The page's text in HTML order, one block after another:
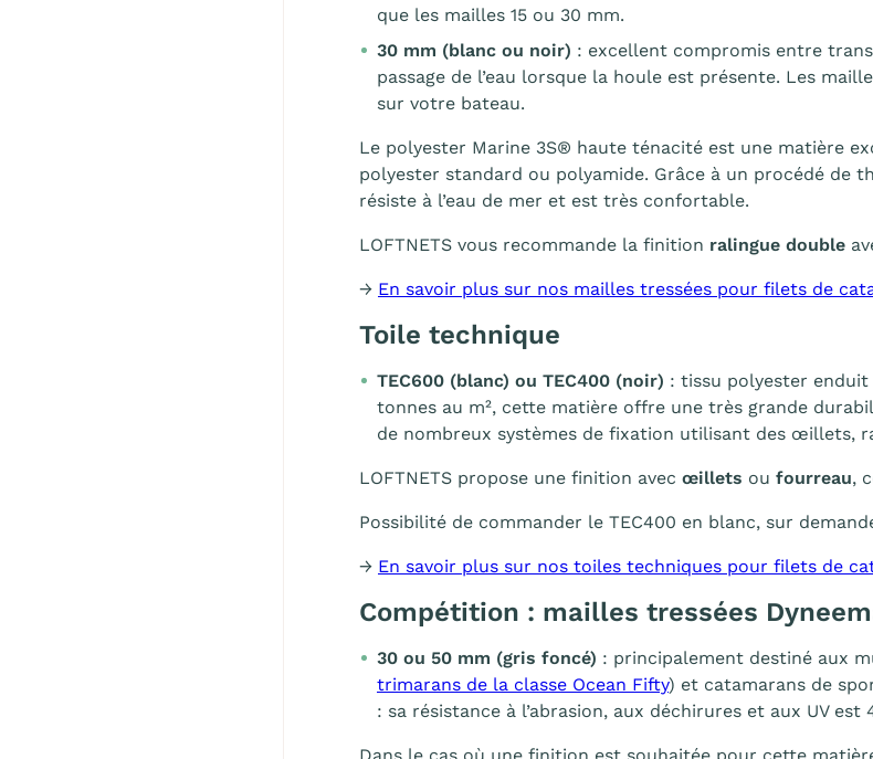
que les mailles 15 ou 30 mm.
30 mm (blanc ou noir) : excellent compromis entre
passage de l’eau lorsque la houle est présente. Les
sur votre bateau.
Le polyester Marine 3S® haute ténacité est une matière
polyester standard ou polyamide. Grâce à un procédé de
résiste à l’eau de mer et est très confortable.
LOFTNETS vous recommande la finition ralingue double
→ En savoir plus sur nos mailles tressées pour filets de
Toile technique
TEC600 (blanc) ou TEC400 (noir) : tissu polyester enduit
tonnes au m², cette matière offre une très grande
de nombreux systèmes de fixation utilisant des œillets,
LOFTNETS propose une finition avec œillets ou fourreau,
Possibilité de commander le TEC400 en blanc, sur
→ En savoir plus sur nos toiles techniques pour filets de
Compétition : mailles tressées
30 ou 50 mm (gris foncé) : principalement destiné aux
trimarans de la classe Ocean Fifty) et catamarans de
: sa résistance à l’abrasion, aux déchirures et aux UV